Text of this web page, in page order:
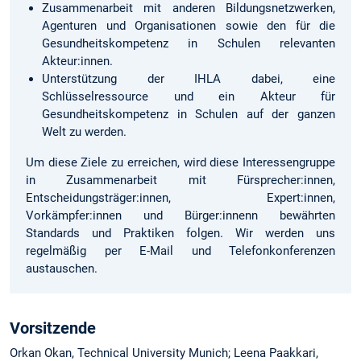
Zusammenarbeit mit anderen Bildungsnetzwerken,
Agenturen und Organisationen sowie den für die
Gesundheitskompetenz in Schulen relevanten
Akteur:innen.
Unterstützung der IHLA dabei, eine
Schlüsselressource und ein Akteur für
Gesundheitskompetenz in Schulen auf der ganzen
Welt zu werden.
Um diese Ziele zu erreichen, wird diese Interessengruppe
in Zusammenarbeit mit Fürsprecher:innen,
Entscheidungsträger:innen, Expert:innen,
Vorkämpfer:innen und Bürger:innenn bewährten
Standards und Praktiken folgen. Wir werden uns
regelmäßig per E-Mail und Telefonkonferenzen
austauschen.
Vorsitzende
Orkan Okan, Technical University Munich; Leena Paakkari,